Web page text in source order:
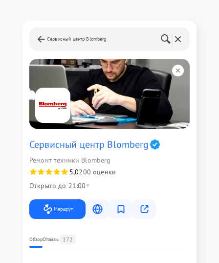
Сервисный центр Blomberg
Сервисный центр Blomberg
Ремонт техники Blomberg
5,0200 оценки
Открыто до 21:00
Маршрут
ОбзорОтзывы 172